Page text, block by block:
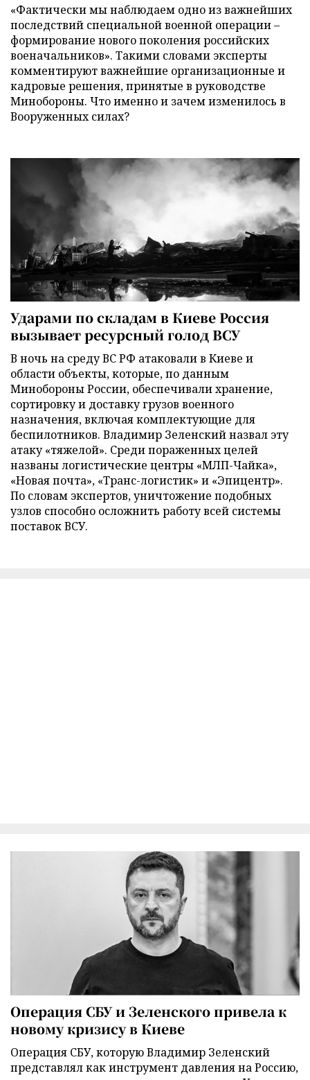
«Фактически мы наблюдаем одно из важнейших
последствий специальной военной операции –
формирование нового поколения российских
военачальников». Такими словами эксперты
комментируют важнейшие организационные и
кадровые решения, принятые в руководстве
Минобороны. Что именно и зачем изменилось в
Вооруженных силах?
Ударами по складам в Киеве Россия
вызывает ресурсный голод ВСУ
В ночь на среду ВС РФ атаковали в Киеве и
области объекты, которые, по данным
Минобороны России, обеспечивали хранение,
сортировку и доставку грузов военного
назначения, включая комплектующие для
беспилотников. Владимир Зеленский назвал эту
атаку «тяжелой». Среди пораженных целей
названы логистические центры «МЛП-Чайка»,
«Новая почта», «Транс-логистик» и «Эпицентр».
По словам экспертов, уничтожение подобных
узлов способно осложнить работу всей системы
поставок ВСУ.
Операция СБУ и Зеленского привела к
новому кризису в Киеве
Операция СБУ, которую Владимир Зеленский
представлял как инструмент давления на Россию,